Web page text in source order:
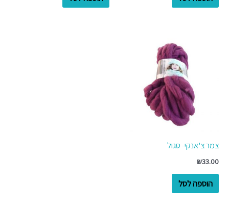
צמר צ'אנקי- סגול
₪33.00
הוספה לסל